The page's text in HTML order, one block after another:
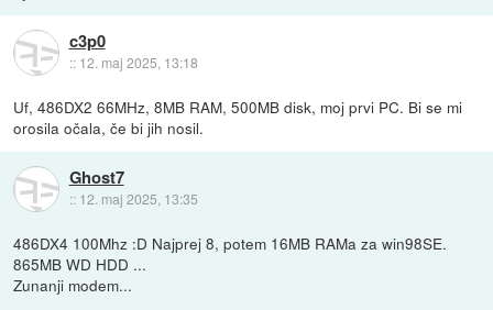
c3p0
:: 12. maj 2025, 13:18
Uf, 486DX2 66MHz, 8MB RAM, 500MB disk, moj prvi PC. Bi se mi
orosila očala, če bi jih nosil.
Ghost7
:: 12. maj 2025, 13:35
486DX4 100Mhz :D Najprej 8, potem 16MB RAMa za win98SE.
865MB WD HDD ...
Zunanji modem...